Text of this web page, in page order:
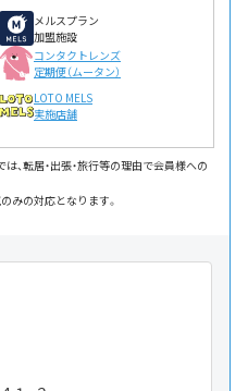
メルスプラン
加盟施設
コンタクトレンズ
定期便（ムータン）
LOTO MELS
実施店舗
、転居・出張・旅行等の理由で会員様への
みの対応となります。